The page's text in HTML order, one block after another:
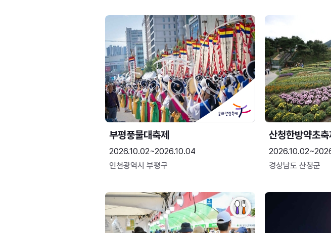
부평풍물대축제
2026.10.02~2026.10.04
인천광역시 부평구
산청한방약초축
경상남도 산청군